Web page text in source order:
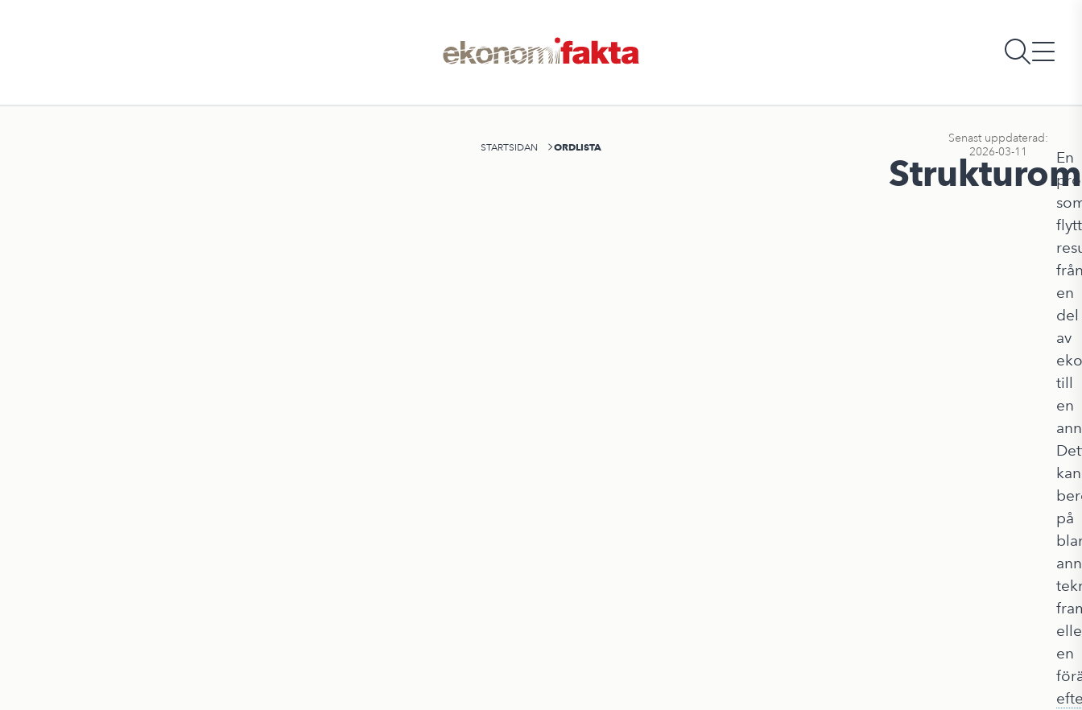
STARTSIDAN ORDLISTA
Senast uppdaterad:
2026-03-11
En
en
del
av
till
en
kan
på
en